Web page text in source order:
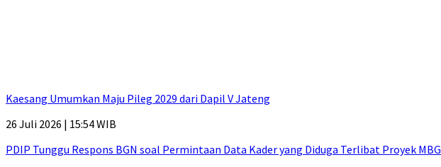
Kaesang Umumkan Maju Pileg 2029 dari Dapil V Jateng
26 Juli 2026 | 15:54 WIB
PDIP Tunggu Respons BGN soal Permintaan Data Kader yang Diduga Terlibat Proyek MBG